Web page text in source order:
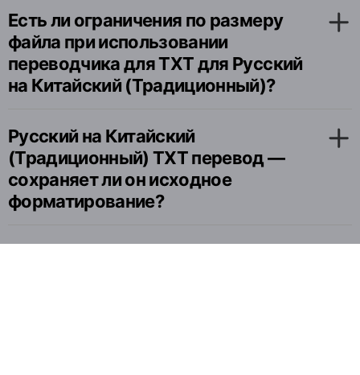
Есть ли ограничения по размеру
файла при использовании
переводчика для TXT для Русский
на Китайский (Традиционный)?
Русский на Китайский
(Традиционный) TXT перевод —
сохраняет ли он исходное
форматирование?